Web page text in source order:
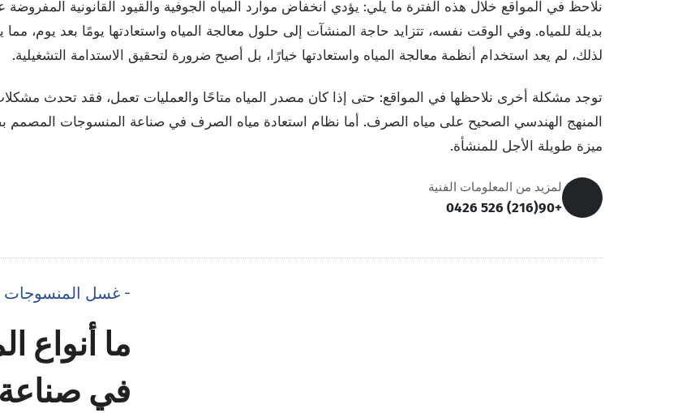
نلاحظ في المواقع خلال هذه الفترة ما يلي: يؤدي انخفاض موارد المياه الجوفية والقيود القانونية
بديلة للمياه. وفي الوقت نفسه، تتزايد حاجة المنشآت إلى حلول معالجة المياه واستعادتها يومًا بعد يوم،
لذلك، لم يعد استخدام أنظمة معالجة المياه واستعادتها خيارًا، بل أصبح ضرورة لتحقيق الاستدامة التشغيلية.
توجد مشكلة أخرى نلاحظها في المواقع: حتى إذا كان مصدر المياه متاحًا والعمليات تعمل، فقد تحدث مشكلات
المنهج الهندسي الصحيح على مياه الصرف. أما نظام استعادة مياه الصرف في صناعة المنسوجات المصمم
ميزة طويلة الأجل للمنشأة.
لمزيد من المعلومات الفنية
+90(216) 526 0426
- غسل المنسوجات
ما أنواع
في